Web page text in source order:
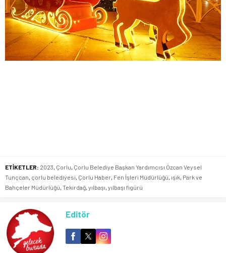
ETİKETLER: 2023 Çorlu Çorlu Belediye Başkan Yardımcısı Özcan Veysel
Tunçcan çorlu belediyesi Çorlu Haber Fen İşleri Müdürlüğü ışık Park ve
Bahçeler Müdürlüğü Tekirdağ yılbaşı yılbaşı figürü
Editör